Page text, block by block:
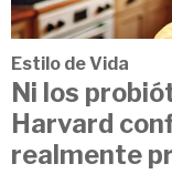
Estilo de Vida
Ni los
Harvard
realmente